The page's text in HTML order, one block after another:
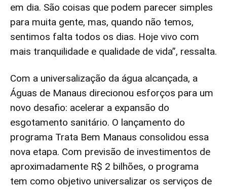
em dia. São coisas que podem parecer simples
para muita gente, mas, quando não temos,
sentimos falta todos os dias. Hoje vivo com
mais tranquilidade e qualidade de vida”, ressalta.
Com a universalização da água alcançada, a
Águas de Manaus direcionou esforços para um
novo desafio: acelerar a expansão do
esgotamento sanitário. O lançamento do
programa Trata Bem Manaus consolidou essa
nova etapa. Com previsão de investimentos de
aproximadamente R$ 2 bilhões, o programa
tem como objetivo universalizar os serviços de